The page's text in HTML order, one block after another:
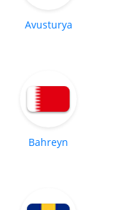
Avusturya
Bahreyn